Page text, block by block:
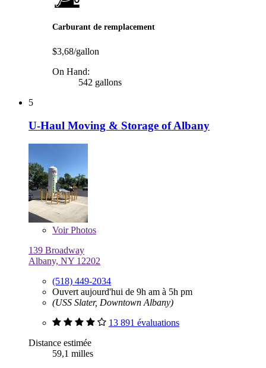
Carburant de remplacement
$3,68/gallon
On Hand:
542 gallons
5
U-Haul Moving & Storage of Albany
VoirPhotos
139 Broadway
Albany, NY 12202
(518) 449-2034
Ouvert aujourd'hui de 9h am à 5h pm
(USS Slater, Downtown Albany)
13 891 évaluations
Distance estimée
59,1 milles